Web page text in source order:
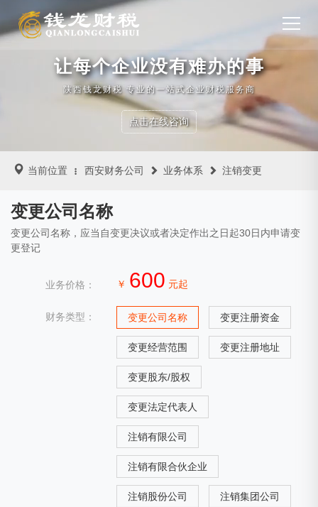
让每个企业没有难办的事
陕西钱龙财税 专业的一站式企业财税服务商
点击在线咨询
当前位置 西安财务公司 业务体系 注销变更
变更公司名称
变更公司名称，应当自变更决议或者决定作出之日起30日内申请变
更登记
业务价格： ￥ 600 元起
财务类型： 变更公司名称 变更注册资金
变更经营范围 变更注册地址
变更股东/股权
变更法定代表人
注销有限公司
注销有限合伙企业
注销股份公司 注销集团公司